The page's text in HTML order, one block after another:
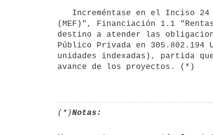
(MEF)", Financiación 1.1
destino a atender las
Público Privada en
unidades indexadas), partida
avance de los proyectos. (*)
(*)Notas: